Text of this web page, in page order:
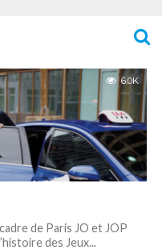
6.0K
de Paris JO et JOP
des Jeux...